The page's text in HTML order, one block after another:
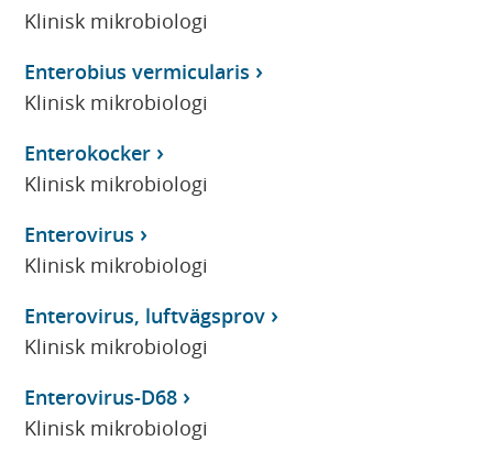
Klinisk mikrobiologi
Enterobius vermicularis
Klinisk mikrobiologi
Enterokocker
Klinisk mikrobiologi
Enterovirus
Klinisk mikrobiologi
Enterovirus, luftvägsprov
Klinisk mikrobiologi
Enterovirus-D68
Klinisk mikrobiologi